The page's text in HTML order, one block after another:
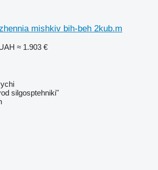
mishkiv bih-beh 2kub.m
≈ 1.903 €
silgosptehniki"